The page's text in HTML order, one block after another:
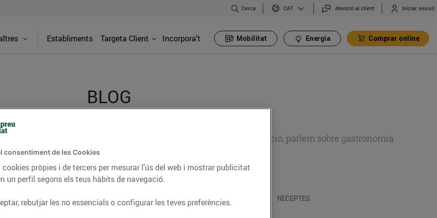
Cerca CAT Atenció al client Iniciar sessió
Establiments Targeta Client Incorpora't Mobilitat Energia Comprar online
BLOG
consells nutricionals, informació d’actualitat sobre alimentació, parlem sobre gastronomia
del nostre territori i molts altres temes.
CONSELLS I HÀBITS SALUDABLES ENERGIA GASTRONOMIA I TRADICIONS RECEPTES
consentiment de les Cookies
pròpies i de tercers per mesurar l’ús del web i mostrar publicitat
un perfil segons els teus hàbits de navegació.
rebutjar les no essencials o configurar les teves preferències.